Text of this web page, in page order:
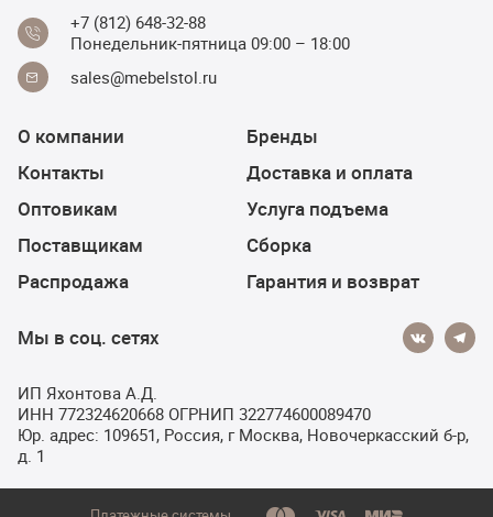
+7 (812) 648-32-88
Понедельник-пятница 09:00 – 18:00
sales@mebelstol.ru
О компании
Контакты
Оптовикам
Поставщикам
Распродажа
Бренды
Доставка и оплата
Услуга подъема
Сборка
Гарантия и возврат
Мы в соц. сетях
ИП Яхонтова А.Д.
ИНН 772324620668 ОГРНИП 322774600089470
Юр. адрес: 109651, Россия, г Москва, Новочеркасский б-р,
д. 1